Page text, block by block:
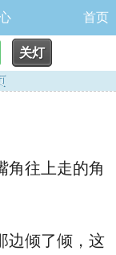
首页
关灯
往上走的角
边倾了倾，这